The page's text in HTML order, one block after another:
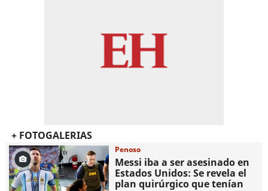
+ FOTOGALERIAS
Penoso
Messi iba a ser asesinado en
Estados Unidos: Se revela el
plan quirúrgico que tenían